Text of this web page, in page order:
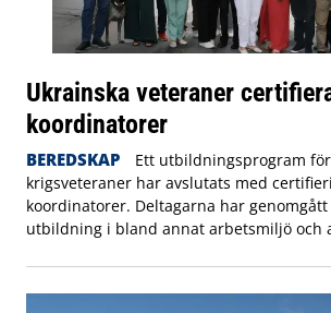
Ukrainska veteraner
koordinatorer
BEREDSKAP
Ett utbildningsprogram
krigsveteraner har avslutats med
koordinatorer. Deltagarna har
utbildning i bland annat arbetsmiljö och